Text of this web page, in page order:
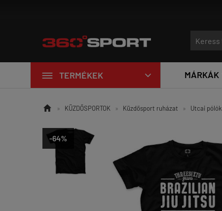
 TERMÉKEK  MÁRKÁK
 » KÜZDŐSPORTOK » Küzdősport ruházat » Utcai pólók
-64%